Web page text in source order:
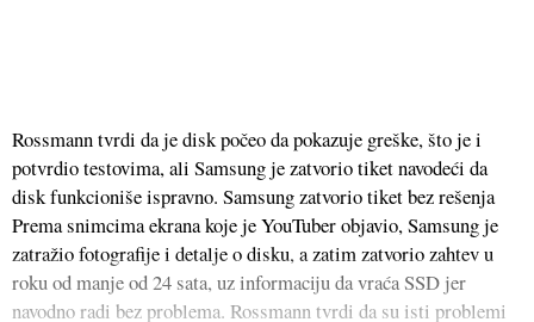
Rossmann tvrdi da je disk počeo da pokazuje greške, što je i
potvrdio testovima, ali Samsung je zatvorio tiket navodeći da
disk funkcioniše ispravno. Samsung zatvorio tiket bez rešenja
Prema snimcima ekrana koje je YouTuber objavio, Samsung je
zatražio fotografije i detalje o disku, a zatim zatvorio zahtev u
roku od manje od 24 sata, uz informaciju da vraća SSD jer
navodno radi bez problema. Rossmann tvrdi da su isti problemi